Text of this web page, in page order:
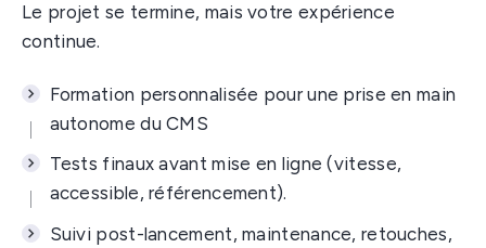
Le projet se termine, mais votre expérience
continue.
Formation personnalisée pour une prise en main
autonome du CMS
Tests finaux avant mise en ligne (vitesse,
accessible, référencement).
Suivi post-lancement, maintenance, retouches,